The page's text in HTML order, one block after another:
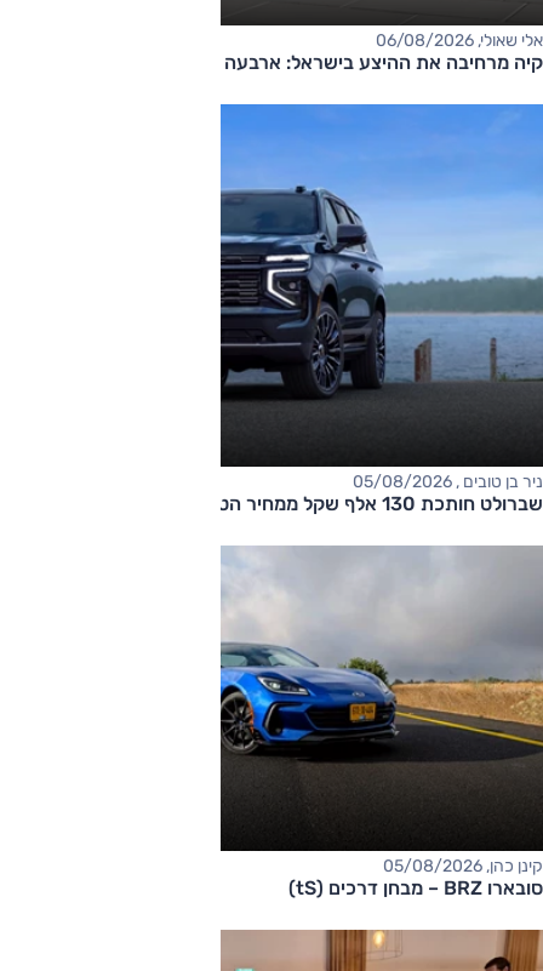
אלי שאולי, 06/08/2026
קיה מרחיבה את ההיצע בישראל: ארבעה דגמים חדשים בדרך
ניר בן טובים , 05/08/2026
שברולט חותכת 130 אלף שקל ממחיר הטאהו
קינן כהן, 05/08/2026
סובארו BRZ – מבחן דרכים (tS)